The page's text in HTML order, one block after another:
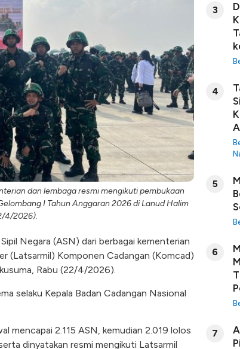
dan lembaga resmi mengikuti pembukaan
I Tahun Anggaran 2026 di Lanud Halim
4/2026).
Negara (ASN) dari berbagai kementerian
(Latsarmil) Komponen Cadangan (Komcad)
Rabu (22/4/2026).
selaku Kepala Badan Cadangan Nasional
mencapai 2.115 ASN, kemudian 2.019 lolos
dinyatakan resmi mengikuti Latsarmil
3
4
5
6
7